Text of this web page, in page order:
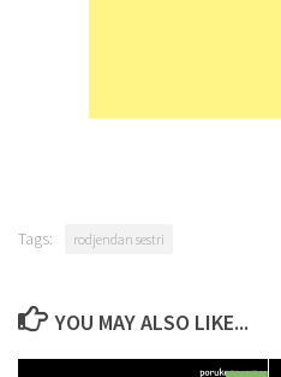
Tags: rodjendan sestri
YOU MAY ALSO LIKE...